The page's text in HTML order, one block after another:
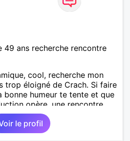
49 ans recherche rencontre
cool, recherche mon
trop éloigné de Crach. Si faire
bonne humeur te tente et que
opère, une rencontre
le profil